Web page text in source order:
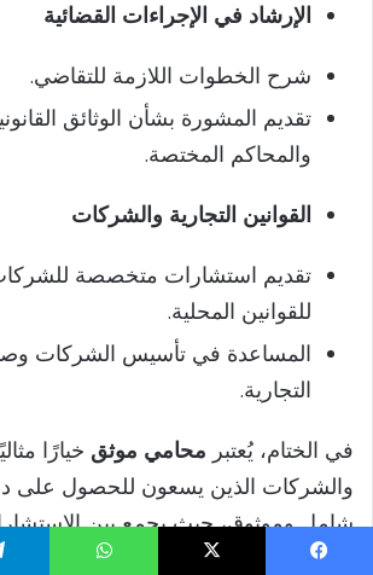
الإرشاد في الإجراءات القضائية
شرح الخطوات اللازمة للتقاضي.
تقديم المشورة بشأن الوثائق
والمحاكم المختصة.
القوانين التجارية والشركات
تقديم استشارات متخصصة
للقوانين المحلية.
المساعدة في تأسيس الشركات
التجارية.
في الختام، يُعتبر محامي موثق خيارًا
والشركات الذين يسعون للحصول على
شامل وموثوق، حيث يجمع بين
وخدمات التوثيق.